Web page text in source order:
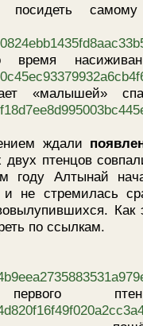
посидеть
«малышей»
ждали
птенцов
году Алтынай
не стремилась
Как
по ссылкам.